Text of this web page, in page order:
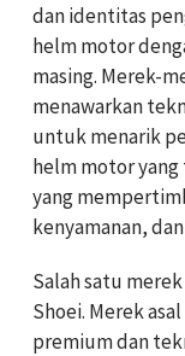
dan identitas
helm motor
masing. Merek-
menawarkan
untuk menarik
helm motor
yang
kenyamanan,
Salah satu
Shoei. Merek
premium dan